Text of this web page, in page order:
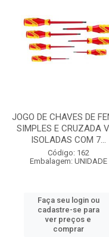
JOGO DE CHAVES DE
SIMPLES E CRUZADA
ISOLADAS COM 7...
Código: 162
Embalagem: UNIDADE
Faça seu login ou
cadastre-se para
ver preços e
comprar